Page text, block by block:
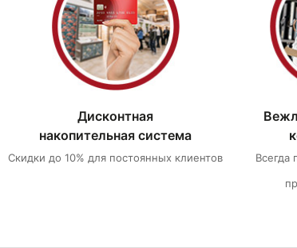
Дисконтная
накопительная система
Скидки до 10% для постоянных клиентов